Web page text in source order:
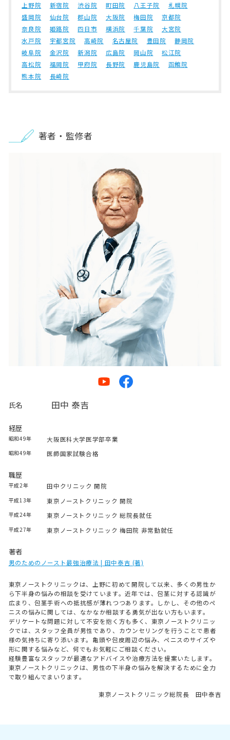
上野院 新宿院 渋谷院 町田院 八王子院
札幌院
盛岡院
仙台院 郡山院 大阪院 梅田院
京都院
奈良院
姫路院 四日市 横浜院 千葉院
大宮院
水戸院
宇都宮院 高崎院 名古屋院 豊田院
静岡院
岐阜院
金沢院 新潟院 広島院 岡山院
松江院
高松院
福岡院 甲府院 長野院 鹿児島院
函館院
熊本院
長崎院
著者・監修者
氏名 田中 泰吉
経歴
昭和49年 大阪医科大学医学部卒業
昭和49年 医師国家試験合格
職歴
平成2年 田中クリニック 開院
平成13年 東京ノーストクリニック 開院
平成24年 東京ノーストクリニック 総院長就任
平成27年 東京ノーストクリニック 梅田院 非常勤就任
著者
男のためのノースト最強治療法 | 田中泰吉 (著)
東京ノーストクリニックは、上野に初めて開院して以来、多くの男性か
ら下半身の悩みの相談を受けています。近年では、包茎に対する認識が
広まり、包茎手術への抵抗感が薄れつつあります。しかし、その他のペ
ニスの悩みに関しては、なかなか相談する勇気が出ない方もいます。
デリケートな問題に対して不安を抱く方も多く、東京ノーストクリニッ
クでは、スタッフ全員が男性であり、カウンセリングを行うことで患者
様の気持ちに寄り添います。亀頭や包皮周辺の悩み、ペニスのサイズや
形に関する悩みなど、何でもお気軽にご相談ください。
経験豊富なスタッフが最適なアドバイスや治療方法を提案いたします。
東京ノーストクリニックは、男性の下半身の悩みを解決するために全力
で取り組んでまいります。
東京ノーストクリニック総院長 田中泰吉